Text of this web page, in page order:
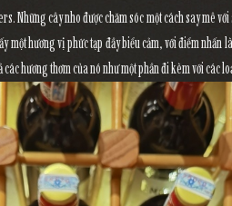
Những cây nho được chăm sóc một cách say mê
một hương vị phức tạp đầy biểu cảm, với điểm
hương thơm của nó như một phần đi kèm với các